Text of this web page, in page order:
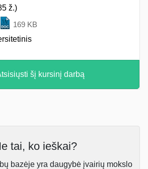
ž.)
169 KB
šį kursinį darbą
tai, ko ieškai?
bazėje yra daugybė įvairių mokslo